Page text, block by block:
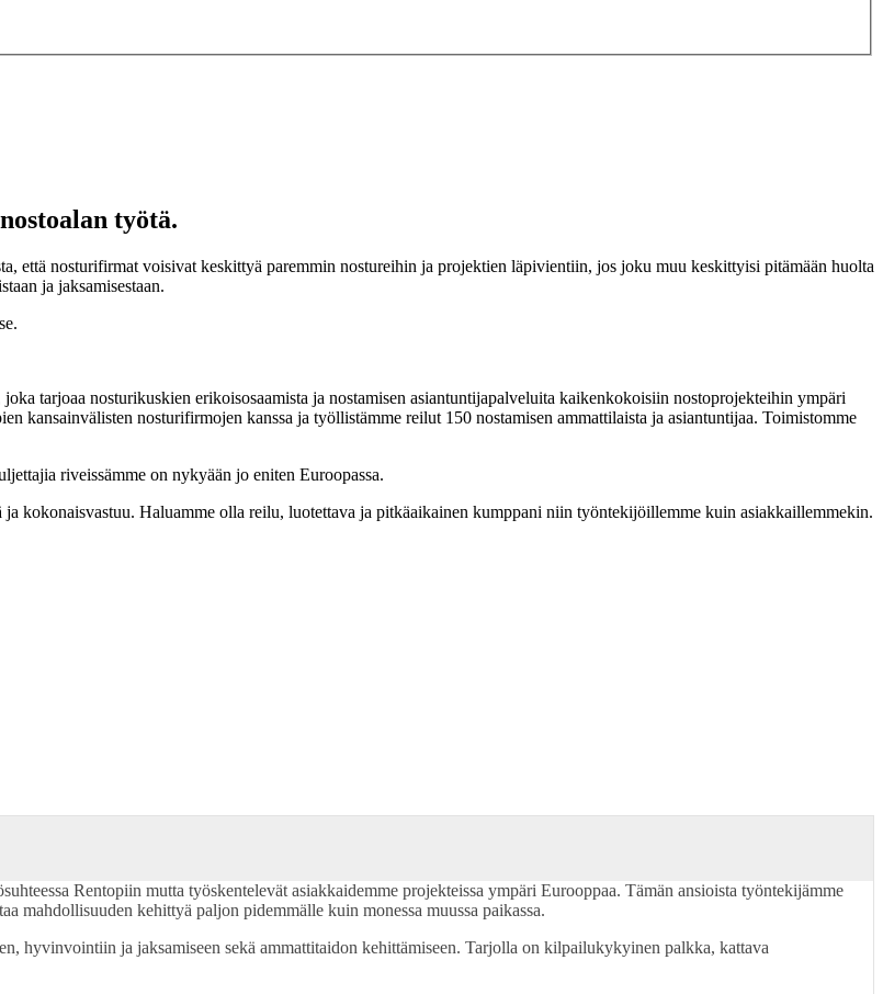
työtä.
että nosturifirmat voisivat keskittyä paremmin nostureihin ja projektien läpivientiin, jos joku muu keskittyisi pitämään huolta
ja jaksamisestaan.
tarjoaa nosturikuskien erikoisosaamista ja nostamisen asiantuntijapalveluita kaikenkokoisiin nostoprojekteihin ympäri
kansainvälisten nosturifirmojen kanssa ja työllistämme reilut 150 nostamisen ammattilaista ja asiantuntijaa. Toimistomme
riveissämme on nykyään jo eniten Euroopassa.
kokonaisvastuu. Haluamme olla reilu, luotettava ja pitkäaikainen kumppani niin työntekijöillemme kuin asiakkaillemmekin.
Rentopiin mutta työskentelevät asiakkaidemme projekteissa ympäri Eurooppaa. Tämän ansioista työntekijämme
mahdollisuuden kehittyä paljon pidemmälle kuin monessa muussa paikassa.
hyvinvointiin ja jaksamiseen sekä ammattitaidon kehittämiseen. Tarjolla on kilpailukykyinen palkka, kattava